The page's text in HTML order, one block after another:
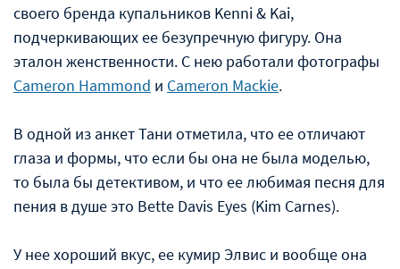
своего бренда купальников Kenni & Kai,
подчеркивающих ее безупречную фигуру. Она
эталон женственности. С нею работали фотографы
Cameron Hammond и Cameron Mackie.
В одной из анкет Тани отметила, что ее отличают
глаза и формы, что если бы она не была моделью,
то была бы детективом, и что ее любимая песня для
пения в душе это Bette Davis Eyes (Kim Carnes).
У нее хороший вкус, ее кумир Элвис и вообще она